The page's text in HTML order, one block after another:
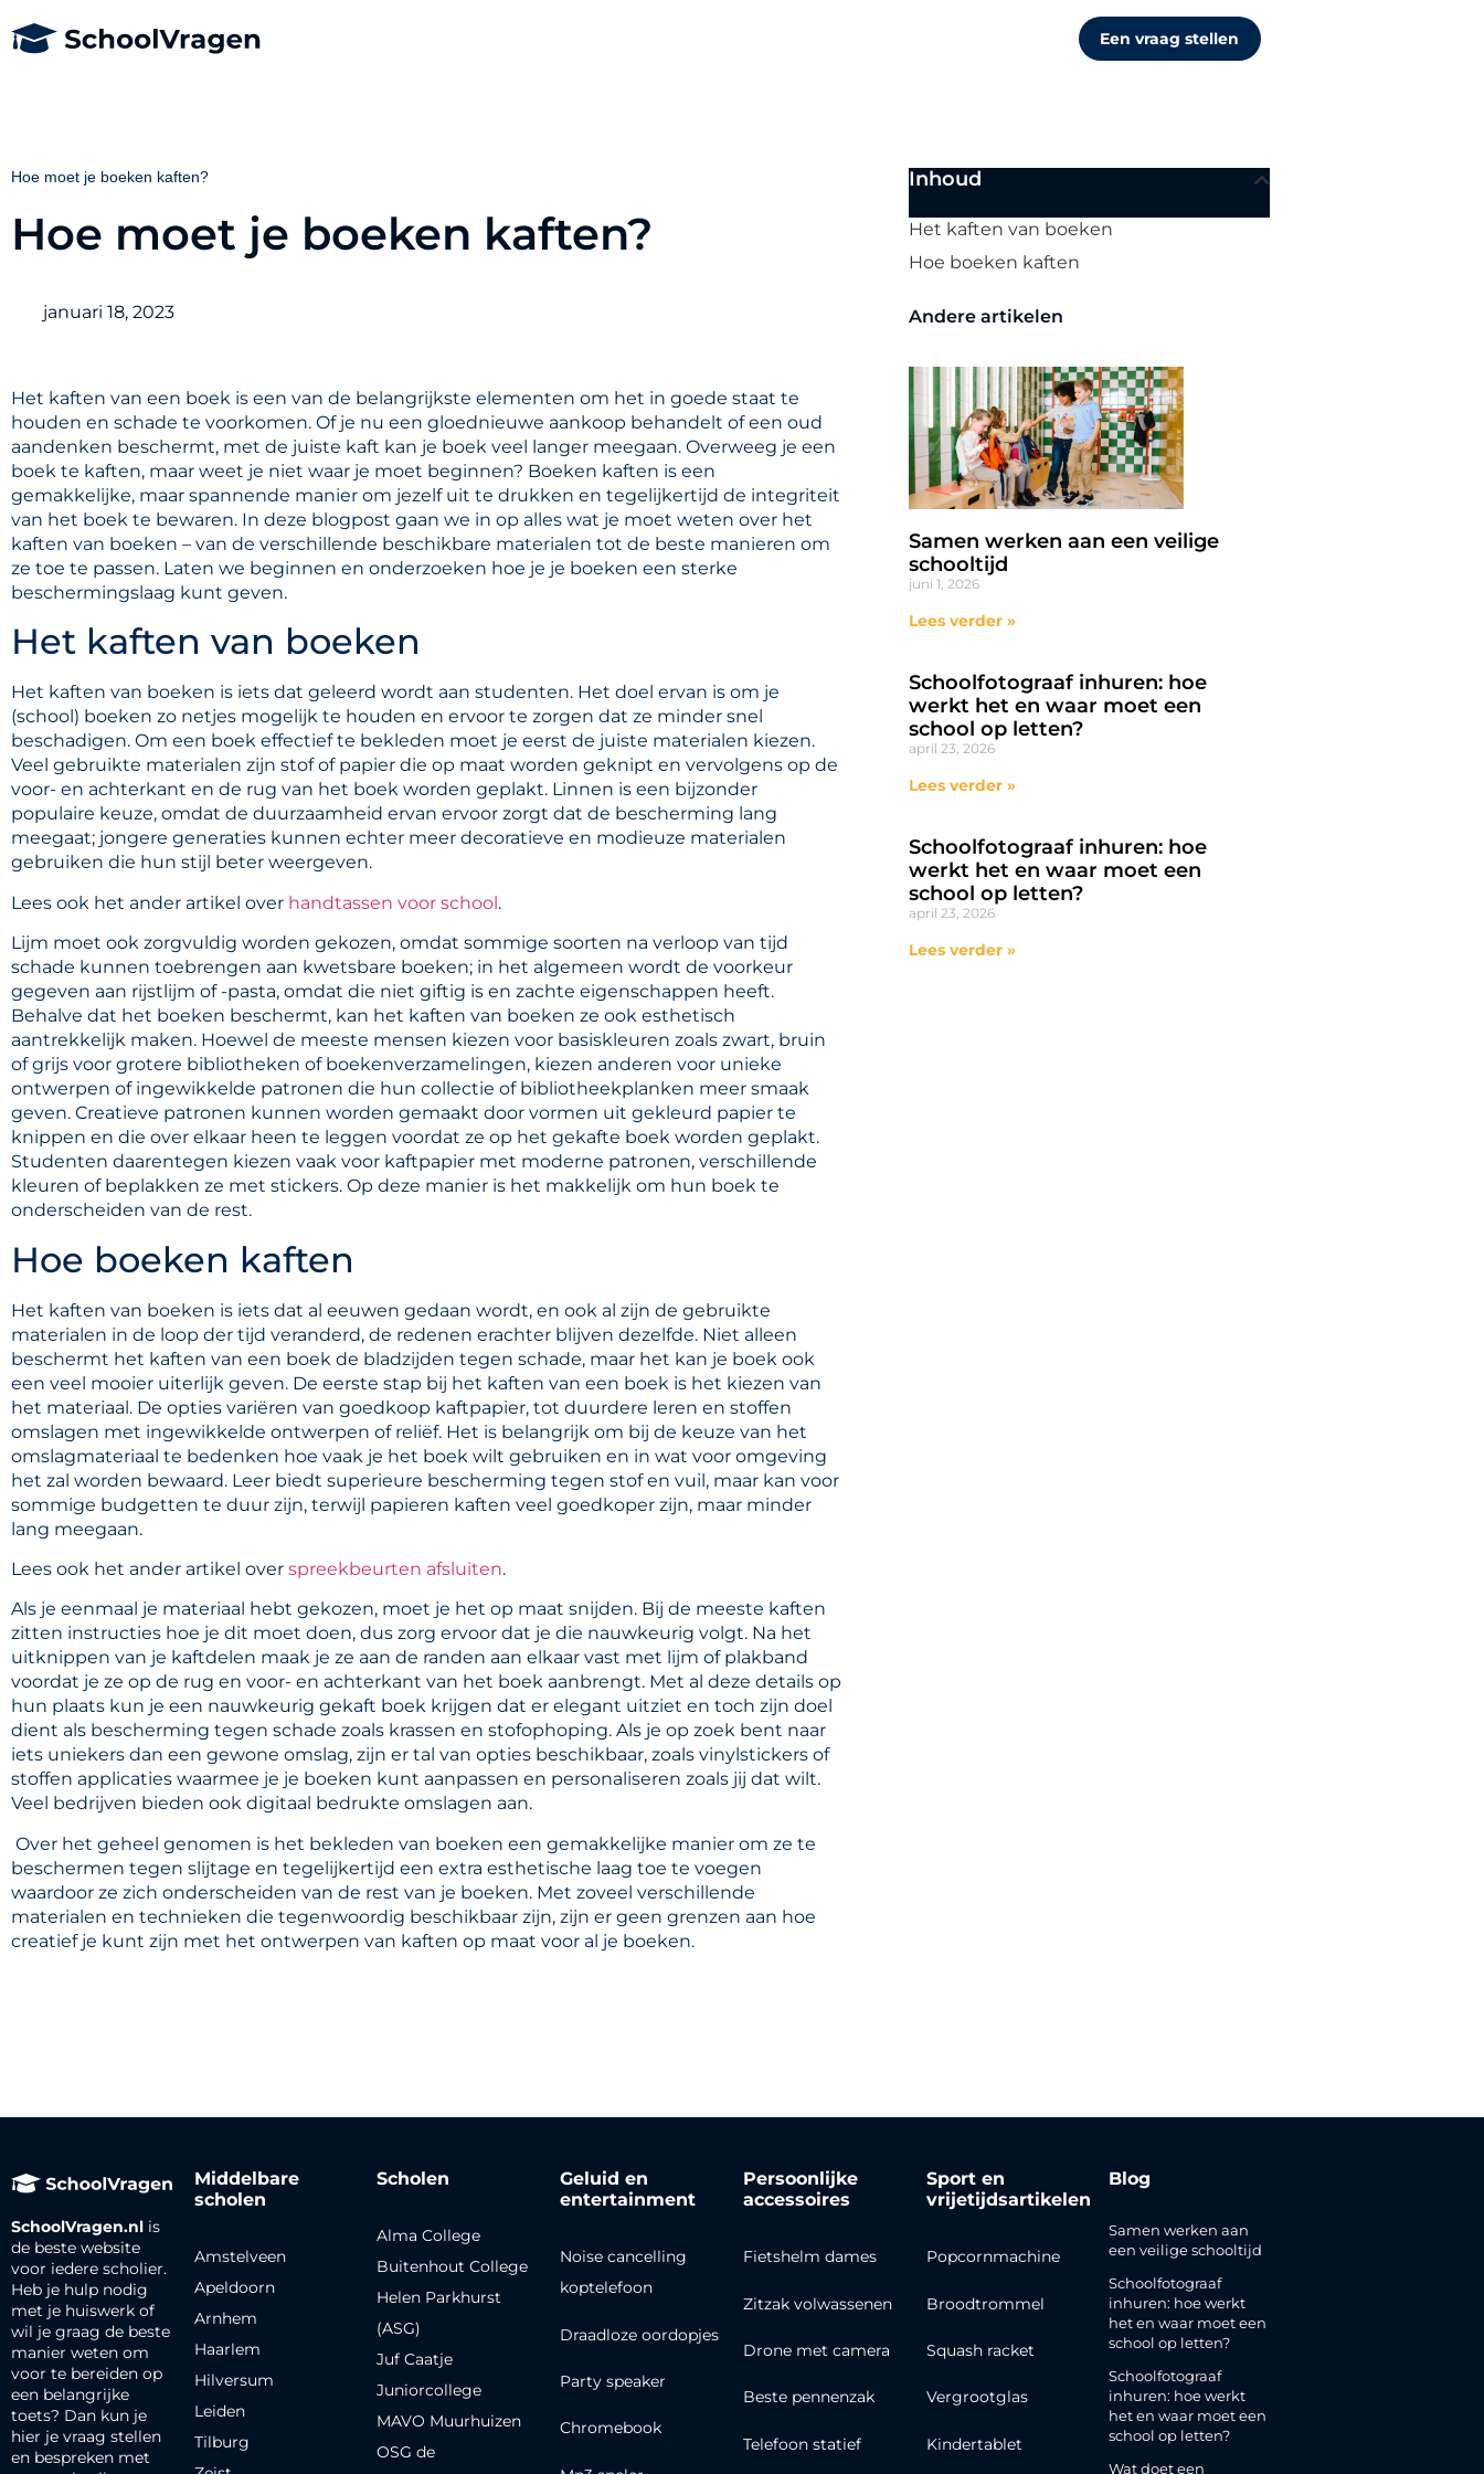
Een vraag stellen
Hoe moet je boeken kaften?
Hoe moet je boeken kaften?
januari 18, 2023
Het kaften van een boek is een van de belangrijkste elementen om het in goede staat te
houden en schade te voorkomen. Of je nu een gloednieuwe aankoop behandelt of een oud
aandenken beschermt, met de juiste kaft kan je boek veel langer meegaan. Overweeg je een
boek te kaften, maar weet je niet waar je moet beginnen? Boeken kaften is een
gemakkelijke, maar spannende manier om jezelf uit te drukken en tegelijkertijd de integriteit
van het boek te bewaren. In deze blogpost gaan we in op alles wat je moet weten over het
kaften van boeken – van de verschillende beschikbare materialen tot de beste manieren om
ze toe te passen. Laten we beginnen en onderzoeken hoe je je boeken een sterke
beschermingslaag kunt geven.
Het kaften van boeken
Het kaften van boeken is iets dat geleerd wordt aan studenten. Het doel ervan is om je
(school) boeken zo netjes mogelijk te houden en ervoor te zorgen dat ze minder snel
beschadigen. Om een boek effectief te bekleden moet je eerst de juiste materialen kiezen.
Veel gebruikte materialen zijn stof of papier die op maat worden geknipt en vervolgens op de
voor- en achterkant en de rug van het boek worden geplakt. Linnen is een bijzonder
populaire keuze, omdat de duurzaamheid ervan ervoor zorgt dat de bescherming lang
meegaat; jongere generaties kunnen echter meer decoratieve en modieuze materialen
gebruiken die hun stijl beter weergeven.
Lees ook het ander artikel over handtassen voor school.
Lijm moet ook zorgvuldig worden gekozen, omdat sommige soorten na verloop van tijd
schade kunnen toebrengen aan kwetsbare boeken; in het algemeen wordt de voorkeur
gegeven aan rijstlijm of -pasta, omdat die niet giftig is en zachte eigenschappen heeft.
Behalve dat het boeken beschermt, kan het kaften van boeken ze ook esthetisch
aantrekkelijk maken. Hoewel de meeste mensen kiezen voor basiskleuren zoals zwart, bruin
of grijs voor grotere bibliotheken of boekenverzamelingen, kiezen anderen voor unieke
ontwerpen of ingewikkelde patronen die hun collectie of bibliotheekplanken meer smaak
geven. Creatieve patronen kunnen worden gemaakt door vormen uit gekleurd papier te
knippen en die over elkaar heen te leggen voordat ze op het gekafte boek worden geplakt.
Studenten daarentegen kiezen vaak voor kaftpapier met moderne patronen, verschillende
kleuren of beplakken ze met stickers. Op deze manier is het makkelijk om hun boek te
onderscheiden van de rest.
Hoe boeken kaften
Het kaften van boeken is iets dat al eeuwen gedaan wordt, en ook al zijn de gebruikte
materialen in de loop der tijd veranderd, de redenen erachter blijven dezelfde. Niet alleen
beschermt het kaften van een boek de bladzijden tegen schade, maar het kan je boek ook
een veel mooier uiterlijk geven. De eerste stap bij het kaften van een boek is het kiezen van
het materiaal. De opties variëren van goedkoop kaftpapier, tot duurdere leren en stoffen
omslagen met ingewikkelde ontwerpen of reliëf. Het is belangrijk om bij de keuze van het
omslagmateriaal te bedenken hoe vaak je het boek wilt gebruiken en in wat voor omgeving
het zal worden bewaard. Leer biedt superieure bescherming tegen stof en vuil, maar kan voor
sommige budgetten te duur zijn, terwijl papieren kaften veel goedkoper zijn, maar minder
lang meegaan.
Lees ook het ander artikel over spreekbeurten afsluiten.
Als je eenmaal je materiaal hebt gekozen, moet je het op maat snijden. Bij de meeste kaften
zitten instructies hoe je dit moet doen, dus zorg ervoor dat je die nauwkeurig volgt. Na het
uitknippen van je kaftdelen maak je ze aan de randen aan elkaar vast met lijm of plakband
voordat je ze op de rug en voor- en achterkant van het boek aanbrengt. Met al deze details op
hun plaats kun je een nauwkeurig gekaft boek krijgen dat er elegant uitziet en toch zijn doel
dient als bescherming tegen schade zoals krassen en stofophoping. Als je op zoek bent naar
iets uniekers dan een gewone omslag, zijn er tal van opties beschikbaar, zoals vinylstickers of
stoffen applicaties waarmee je je boeken kunt aanpassen en personaliseren zoals jij dat wilt.
Veel bedrijven bieden ook digitaal bedrukte omslagen aan.
Over het geheel genomen is het bekleden van boeken een gemakkelijke manier om ze te
beschermen tegen slijtage en tegelijkertijd een extra esthetische laag toe te voegen
waardoor ze zich onderscheiden van de rest van je boeken. Met zoveel verschillende
materialen en technieken die tegenwoordig beschikbaar zijn, zijn er geen grenzen aan hoe
creatief je kunt zijn met het ontwerpen van kaften op maat voor al je boeken.
Inhoud
Het kaften van boeken
Hoe boeken kaften
Andere artikelen
Samen werken aan een veilige
schooltijd
juni 1, 2026
Lees verder »
Schoolfotograaf inhuren: hoe
werkt het en waar moet een
school op letten?
april 23, 2026
Lees verder »
Schoolfotograaf inhuren: hoe
werkt het en waar moet een
school op letten?
april 23, 2026
Lees verder »
SchoolVragen.nl is
de beste website
voor iedere scholier.
Heb je hulp nodig
met je huiswerk of
wil je graag de beste
manier weten om
voor te bereiden op
een belangrijke
toets? Dan kun je
hier je vraag stellen
en bespreken met
Middelbare
scholen
Amstelveen
Apeldoorn
Arnhem
Haarlem
Hilversum
Leiden
Tilburg
Scholen
Alma College
Buitenhout College
Helen Parkhurst
(ASG)
Juf Caatje
Juniorcollege
MAVO Muurhuizen
OSG de
Geluid en
entertainment
Noise cancelling
koptelefoon
Draadloze oordopjes
Party speaker
Chromebook
Persoonlijke
accessoires
Fietshelm dames
Zitzak volwassenen
Drone met camera
Beste pennenzak
Telefoon statief
Sport en
vrijetijdsartikelen
Popcornmachine
Broodtrommel
Squash racket
Vergrootglas
Kindertablet
Blog
Samen werken aan
een veilige schooltijd
Schoolfotograaf
inhuren: hoe werkt
het en waar moet een
school op letten?
Schoolfotograaf
inhuren: hoe werkt
het en waar moet een
school op letten?
Wat doet een